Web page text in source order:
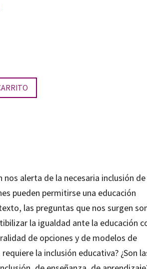
nos alerta de la necesaria inclusión de
pueden permitirse una educación
las preguntas que nos surgen
la igualdad ante la educación
de opciones y de modelos de
la inclusión educativa? ¿Son